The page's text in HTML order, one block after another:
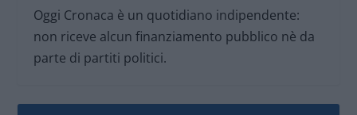
Oggi Cronaca è un quotidiano indipendente:
non riceve alcun finanziamento pubblico nè da
parte di partiti politici.